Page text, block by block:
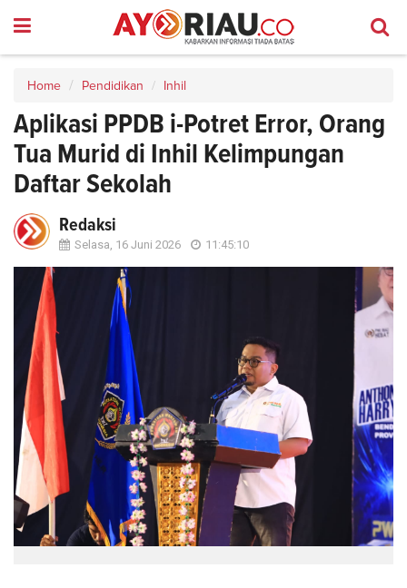
Home Pendidikan Inhil
Aplikasi PPDB i-Potret Error, Orang
Tua Murid di Inhil Kelimpungan
Daftar Sekolah
Redaksi
Selasa, 16 Juni 2026 11:45:10